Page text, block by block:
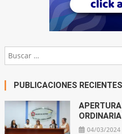
PUBLICACIONES RECIENTES
04/03/2024